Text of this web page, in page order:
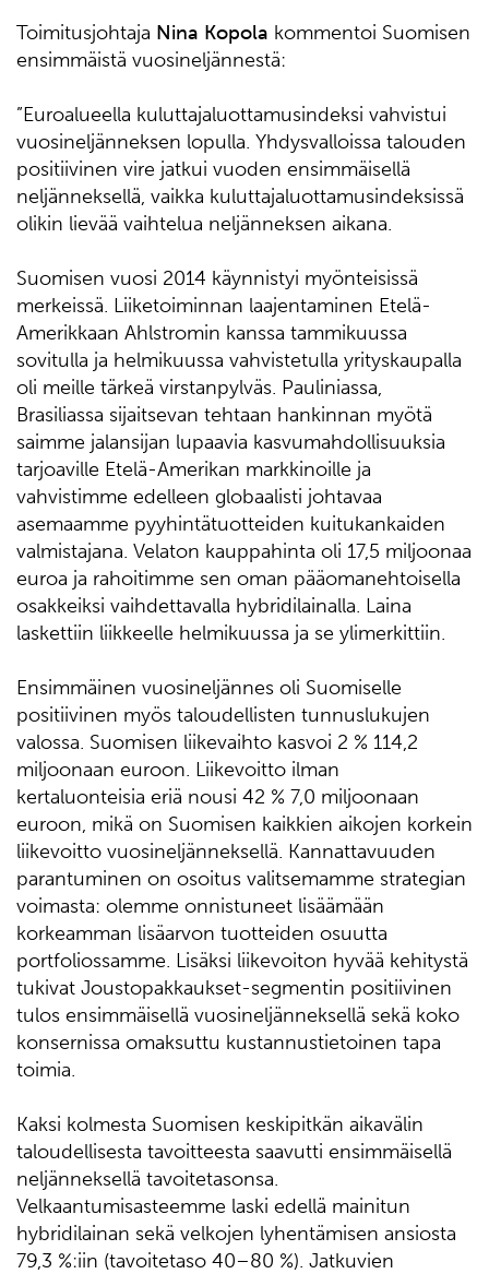
Toimitusjohtaja Nina Kopola kommentoi Suomisen
ensimmäistä vuosineljännestä:
”Euroalueella kuluttajaluottamusindeksi vahvistui
vuosineljänneksen lopulla. Yhdysvalloissa talouden
positiivinen vire jatkui vuoden ensimmäisellä
neljänneksellä, vaikka kuluttajaluottamusindeksissä
olikin lievää vaihtelua neljänneksen aikana.
Suomisen vuosi 2014 käynnistyi myönteisissä
merkeissä. Liiketoiminnan laajentaminen Etelä-
Amerikkaan Ahlstromin kanssa tammikuussa
sovitulla ja helmikuussa vahvistetulla yrityskaupalla
oli meille tärkeä virstanpylväs. Pauliniassa,
Brasiliassa sijaitsevan tehtaan hankinnan myötä
saimme jalansijan lupaavia kasvumahdollisuuksia
tarjoaville Etelä-Amerikan markkinoille ja
vahvistimme edelleen globaalisti johtavaa
asemaamme pyyhintätuotteiden kuitukankaiden
valmistajana. Velaton kauppahinta oli 17,5 miljoonaa
euroa ja rahoitimme sen oman pääomanehtoisella
osakkeiksi vaihdettavalla hybridilainalla. Laina
laskettiin liikkeelle helmikuussa ja se ylimerkittiin.
Ensimmäinen vuosineljännes oli Suomiselle
positiivinen myös taloudellisten tunnuslukujen
valossa. Suomisen liikevaihto kasvoi 2 % 114,2
miljoonaan euroon. Liikevoitto ilman
kertaluonteisia eriä nousi 42 % 7,0 miljoonaan
euroon, mikä on Suomisen kaikkien aikojen korkein
liikevoitto vuosineljänneksellä. Kannattavuuden
parantuminen on osoitus valitsemamme strategian
voimasta: olemme onnistuneet lisäämään
korkeamman lisäarvon tuotteiden osuutta
portfoliossamme. Lisäksi liikevoiton hyvää kehitystä
tukivat Joustopakkaukset-segmentin positiivinen
tulos ensimmäisellä vuosineljänneksellä sekä koko
konsernissa omaksuttu kustannustietoinen tapa
toimia.
Kaksi kolmesta Suomisen keskipitkän aikavälin
taloudellisesta tavoitteesta saavutti ensimmäisellä
neljänneksellä tavoitetasonsa.
Velkaantumisasteemme laski edellä mainitun
hybridilainan sekä velkojen lyhentämisen ansiosta
79,3 %:iin (tavoitetaso 40–80 %). Jatkuvien